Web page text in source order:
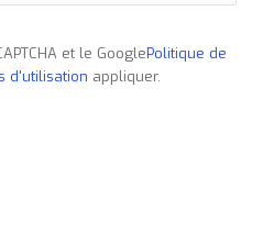
et le GooglePolitique de
d'utilisation appliquer.